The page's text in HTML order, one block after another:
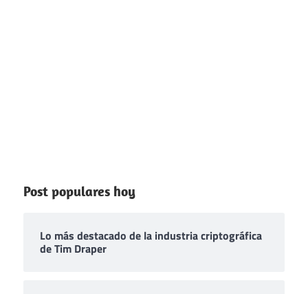
Post populares hoy
Lo más destacado de la industria criptográfica
de Tim Draper